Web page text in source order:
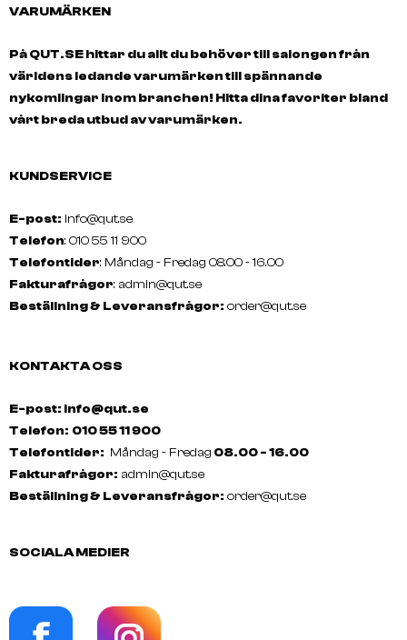
VARUMÄRKEN
På QUT.SE hittar du allt du behöver till salongen från
världens ledande varumärken till spännande
nykomlingar inom branchen! Hitta dina favoriter bland
vårt breda utbud av varumärken.
KUNDSERVICE
E-post: info@qut.se
Telefon: 010 55 11 900
Telefontider: Måndag - Fredag 08.00 - 16.00
Fakturafrågor: admin@qut.se
Beställning & Leveransfrågor: order@qut.se
KONTAKTA OSS
E-post: info@qut.se
Telefon: 010 55 11 900
Telefontider: Måndag - Fredag 08.00 - 16.00
Fakturafrågor: admin@qut.se
Beställning & Leveransfrågor: order@qut.se
SOCIALA MEDIER